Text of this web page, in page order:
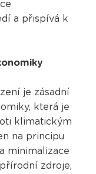
a přispívá k
je zásadní
která je
klimatickým
na principu
minimalizace
zdroje,